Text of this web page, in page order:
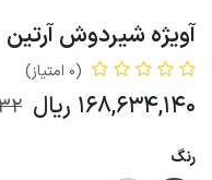
آویژه شیردوش آرتین
(0 امتیاز)
168,634,140 ریال
رنگ